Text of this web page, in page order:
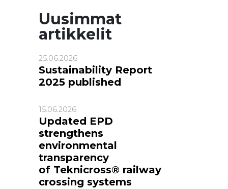
Uusimmat
artikkelit
25.06.2026
Sustainability Report
2025 published
15.06.2026
Updated EPD
strengthens
environmental
transparency
of Teknicross® railway
crossing systems